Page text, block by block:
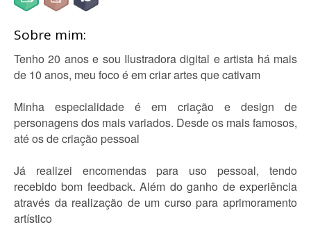
Sobre mim:
Tenho 20 anos e sou Ilustradora digital e artista há mais
de 10 anos, meu foco é em criar artes que cativam
Minha especialidade é em criação e design de
personagens dos mais variados. Desde os mais famosos,
até os de criação pessoal
Já realizei encomendas para uso pessoal, tendo
recebido bom feedback. Além do ganho de experiência
através da realização de um curso para aprimoramento
artístico